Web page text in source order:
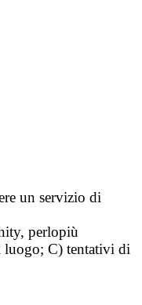
un servizio di
perlopiù
luogo; C) tentativi di